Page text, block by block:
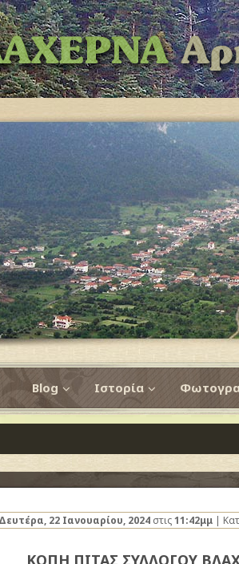
Blog Ιστορία
Δευτέρα, 22 Ιανουαρίου, 2024 στις11:42μμ |
ΚΟΠΗ ΠΙΤΑΣ ΣΥΛΛΟΓΟΥ